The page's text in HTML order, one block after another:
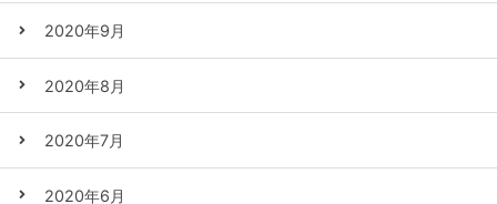
2020年9月
2020年8月
2020年7月
2020年6月